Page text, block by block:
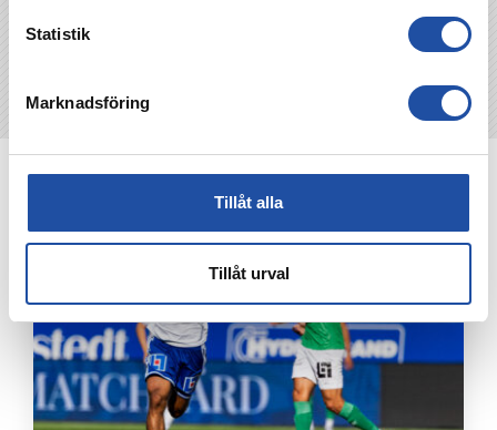
Statistik
Marknadsföring
Tillåt alla
Tillåt urval
NYHETER